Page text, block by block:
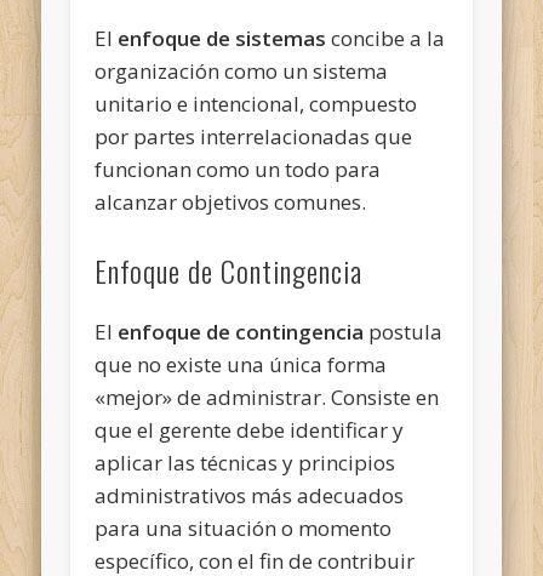
El enfoque de sistemas concibe a la
organización como un sistema
unitario e intencional, compuesto
por partes interrelacionadas que
funcionan como un todo para
alcanzar objetivos comunes.
Enfoque de Contingencia
El enfoque de contingencia postula
que no existe una única forma
«mejor» de administrar. Consiste en
que el gerente debe identificar y
aplicar las técnicas y principios
administrativos más adecuados
para una situación o momento
específico, con el fin de contribuir